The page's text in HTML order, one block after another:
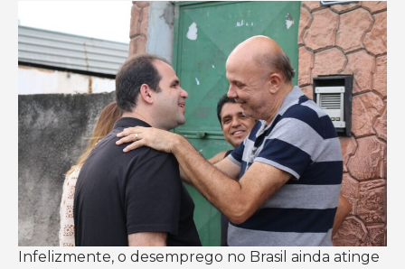
Infelizmente, o desemprego no Brasil ainda atinge